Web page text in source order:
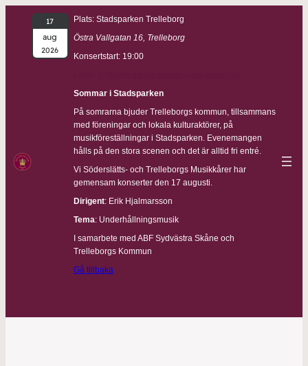
17
aug
2026
Plats: Stadsparken Trelleborg
Östra Vallgatan 16, Trelleborg
Konsertstart: 19:00
Sommar i Stadsparken
På somrarna bjuder Trelleborgs kommun, tillsammans
med föreningar och lokala kulturaktörer, på
musikföreställningar i Stadsparken. Evenemangen
hålls på den stora scenen och det är alltid fri entré.
Vi Söderslätts- och Trelleborgs Musikkårer har
gemensam konserter den 17 augusti.
Dirigent: Erik Hjalmarsson
Tema: Underhållningsmusik
I samarbete med ABF Sydvästra Skåne och
Trelleborgs Kommun
Gå tillbaka